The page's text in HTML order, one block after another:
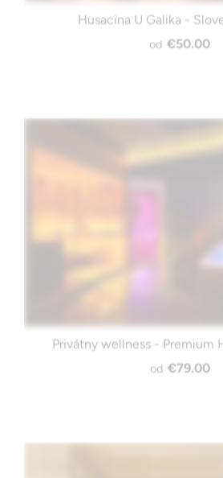
Husacina U Galika -
od €50.00
Privátny wellness - Premium
od €79.00